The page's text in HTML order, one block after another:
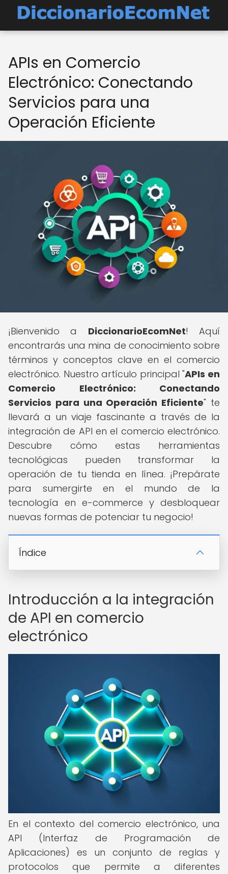
APIs en Comercio
Electrónico: Conectando
Servicios para una
Operación Eficiente
¡Bienvenido a DiccionarioEcomNet! Aquí
encontrarás una mina de conocimiento sobre
términos y conceptos clave en el comercio
electrónico. Nuestro artículo principal "APIs en
Comercio Electrónico: Conectando
Servicios para una Operación Eficiente" te
llevará a un viaje fascinante a través de la
integración de API en el comercio electrónico.
Descubre cómo estas herramientas
tecnológicas pueden transformar la
operación de tu tienda en línea. ¡Prepárate
para sumergirte en el mundo de la
tecnología en e-commerce y desbloquear
nuevas formas de potenciar tu negocio!
Índice
Introducción a la integración
de API en comercio
electrónico
En el contexto del comercio electrónico, una
API (Interfaz de Programación de
Aplicaciones) es un conjunto de reglas y
protocolos que permite a diferentes